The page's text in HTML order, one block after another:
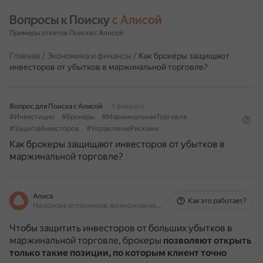
Вопросы к Поиску с Алисой
Примеры ответов Поиска с Алисой
Главная / Экономика и финансы / Как брокеры защищают
инвесторов от убытков в маржинальной торговле?
Вопрос для Поиска с Алисой
4 февраля
#Инвестиции
#Брокеры
#МаржинальнаяТорговля
#ЗащитаИнвесторов
#УправлениеРисками
Как брокеры защищают инвесторов от убытков в
маржинальной торговле?
Алиса
На основе источников, возможны неточности
Как это работает?
Чтобы защитить инвесторов от больших убытков в
маржинальной торговле, брокеры позволяют открыть
только такие позиции, по которым клиент точно